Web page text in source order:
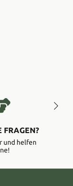
FRAGEN?
und helfen